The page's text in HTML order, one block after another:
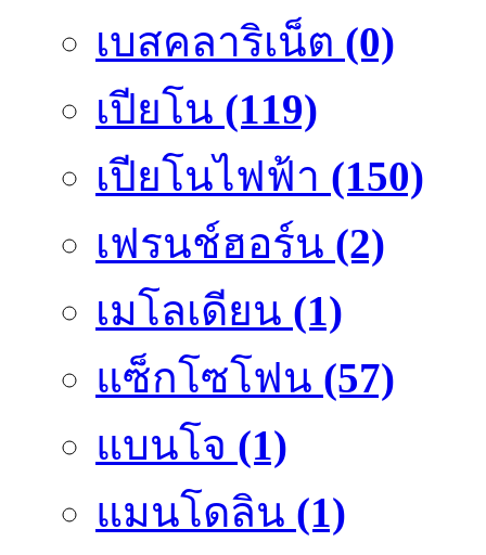
เบสคลาริเน็ต (0)
เปียโน (119)
เปียโนไฟฟ้า (150)
เฟรนช์ฮอร์น (2)
เมโลเดียน (1)
แซ็กโซโฟน (57)
แบนโจ (1)
แมนโดลิน (1)